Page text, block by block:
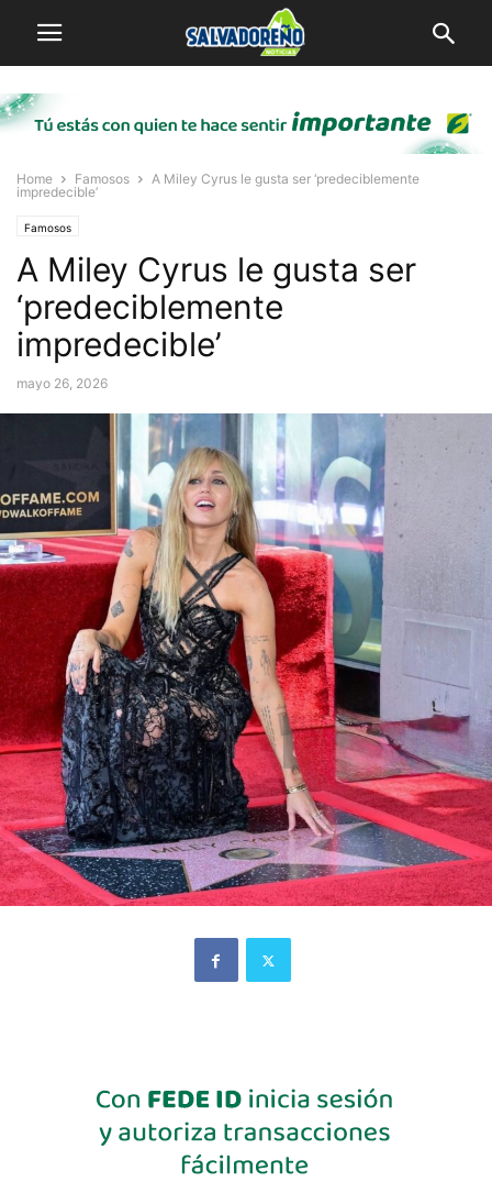
Home Famosos
A Miley Cyrus le gusta ser ‘predeciblemente
impredecible’
Famosos
A Miley Cyrus le gusta ser
‘predeciblemente
impredecible’
mayo 26, 2026